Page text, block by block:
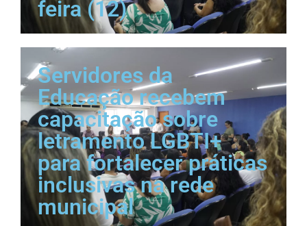
feira (12)
Servidores da
Educação recebem
capacitação sobre
letramento LGBTI+
para fortalecer práticas
inclusivas na rede
municipal